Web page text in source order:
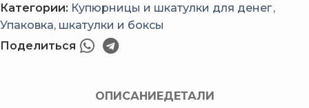
Категории: Купюрницы и шкатулки для денег,
Упаковка, шкатулки и боксы
Поделиться
ОПИСАНИЕДЕТАЛИ